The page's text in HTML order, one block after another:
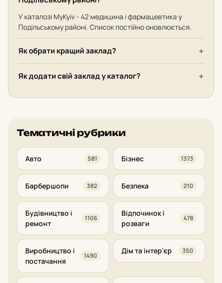
У каталозі MyKyiv - 42 медицина і фармацевтика у
Подільському районі. Список постійно оновлюється.
Як обрати кращий заклад?
Як додати свій заклад у каталог?
Тематичні рубрики
Авто 581 Бізнес 1373
Барбершопи 382 Безпека 210
Будівництво і
ремонт
1106
Відпочинок і
розваги
478
Виробництво і
постачання
1490
Дім та інтер'єр 350